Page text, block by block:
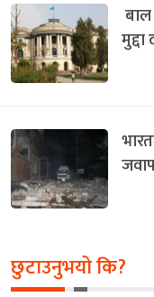
मुद्दा
छुटाउनुभयो कि?